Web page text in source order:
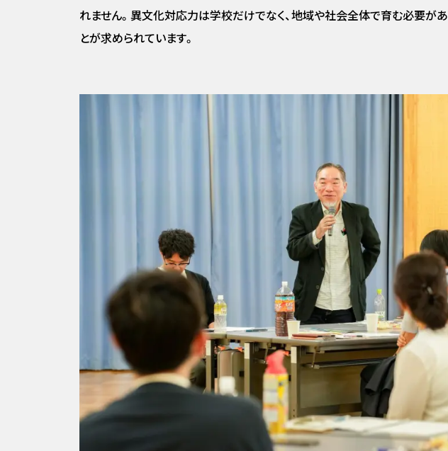
れません。異文化対応力は学校だけでなく、地域や社会全体で育む必要が
とが求められています。